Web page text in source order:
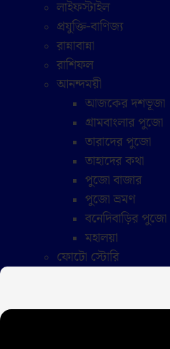
লাইফস্টাইল
প্রযুক্তি-বাণিজ্য
রান্নাবান্না
রাশিফল
আনন্দময়ী
আজকের দশভূজা
গ্রামবাংলার পুজো
তারাদের পুজো
তাহাদের কথা
পুজো বাজার
পুজো ভ্রমণ
বনেদিবাড়ির পুজো
মহালয়া
ফোটো স্টোরি